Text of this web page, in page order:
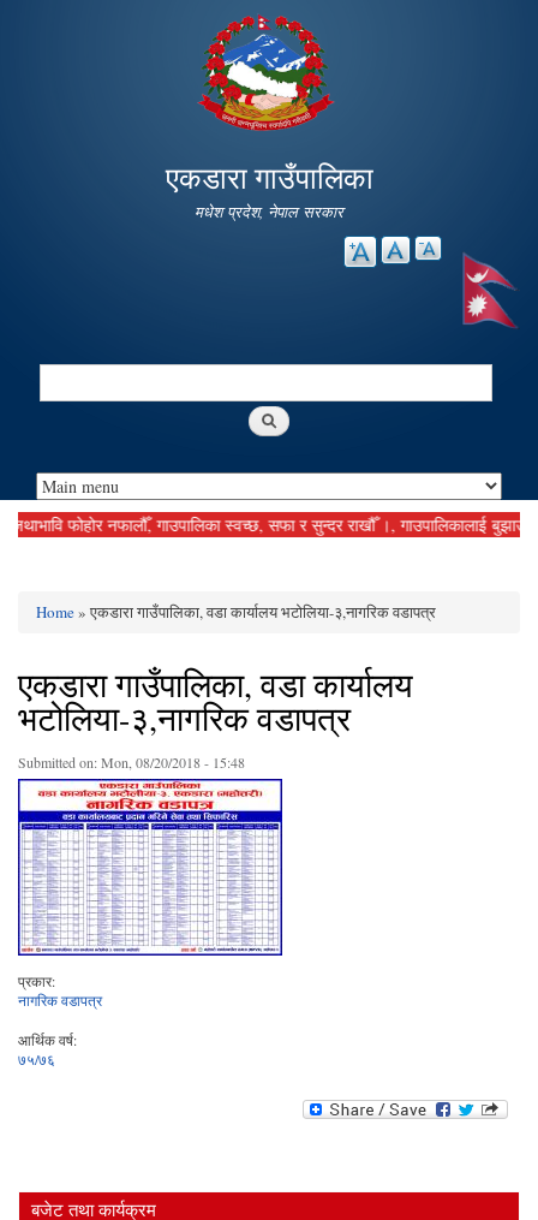
main
content
एकडारा गाउँपालिका
मधेश प्रदेश, नेपाल सरकार
Search
फोहोर नफालौँ, गाउपालिका स्वच्छ, सफा र सुन्दर राखौँ ।, गाउपालिकालाई बुझाउनु
You are here
Home» एकडारा गाउँपालिका, वडा कार्यालय भटोलिया-३,नागरिक वडापत्र
एकडारा गाउँपालिका, वडा कार्यालय
भटोलिया-३,नागरिक वडापत्र
Submitted on:Mon, 08/20/2018 - 15:48
प्रकार:
नागरिक वडापत्र
आर्थिक वर्ष:
७५/७६
बजेट तथा कार्यक्रम